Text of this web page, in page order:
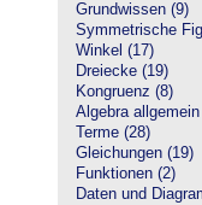
Grundwissen (9)
Symmetrische
Winkel (17)
Dreiecke (19)
Kongruenz (8)
Algebra
Terme (28)
Gleichungen (19)
Funktionen (2)
Daten und